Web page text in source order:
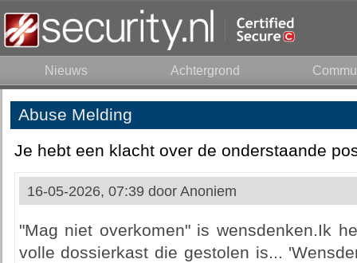
Nieuws Achtergrond
Abuse Melding
Je hebt een klacht over de onderstaande
16-05-2026, 07:39 door Anoniem
"Mag niet overkomen" is wensdenken.Ik
volle dossierkast die gestolen is...